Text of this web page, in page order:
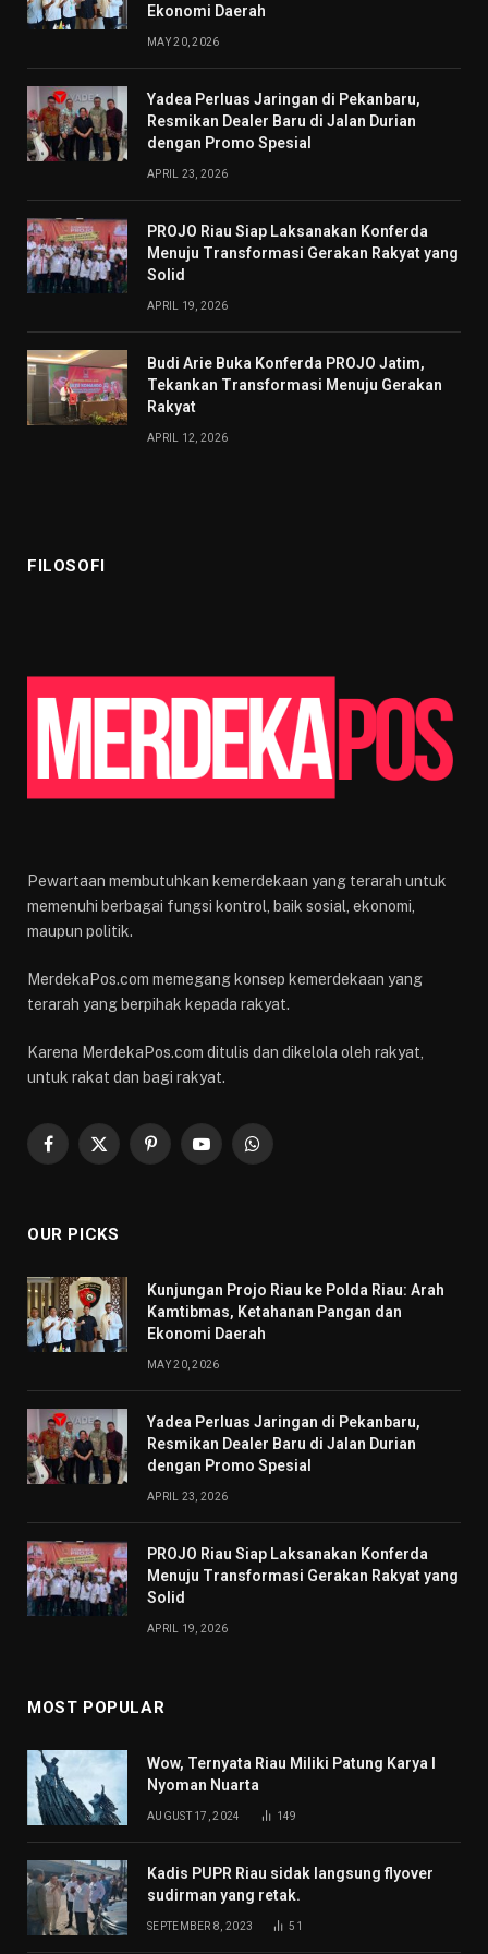
Ekonomi Daerah
MAY 20, 2026
Yadea Perluas Jaringan di Pekanbaru,
Resmikan Dealer Baru di Jalan Durian
dengan Promo Spesial
APRIL 23, 2026
PROJO Riau Siap Laksanakan Konferda
Menuju Transformasi Gerakan Rakyat yang
Solid
APRIL 19, 2026
Budi Arie Buka Konferda PROJO Jatim,
Tekankan Transformasi Menuju Gerakan
Rakyat
APRIL 12, 2026
FILOSOFI
Pewartaan membutuhkan kemerdekaan yang terarah untuk
memenuhi berbagai fungsi kontrol, baik sosial, ekonomi,
maupun politik.
MerdekaPos.com memegang konsep kemerdekaan yang
terarah yang berpihak kepada rakyat.
Karena MerdekaPos.com ditulis dan dikelola oleh rakyat,
untuk rakat dan bagi rakyat.
Facebook
X
PinterestYouTubeWhatsApp
OUR PICKS
Kunjungan Projo Riau ke Polda Riau: Arah
Kamtibmas, Ketahanan Pangan dan
Ekonomi Daerah
MAY 20, 2026
Yadea Perluas Jaringan di Pekanbaru,
Resmikan Dealer Baru di Jalan Durian
dengan Promo Spesial
APRIL 23, 2026
PROJO Riau Siap Laksanakan Konferda
Menuju Transformasi Gerakan Rakyat yang
Solid
APRIL 19, 2026
MOST POPULAR
Wow, Ternyata Riau Miliki Patung Karya I
Nyoman Nuarta
AUGUST 17, 2024 149
Kadis PUPR Riau sidak langsung flyover
sudirman yang retak.
SEPTEMBER 8, 2023 51